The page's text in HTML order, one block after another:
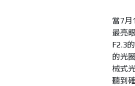
當7月
最亮
F2.3
的光
械式
聽到